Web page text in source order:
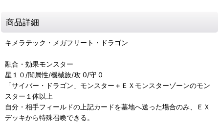
商品詳細
キメラテック・メガフリート・ドラゴン
融合・効果モンスター
星１０/闇属性/機械族/攻 0/守 0
「サイバー・ドラゴン」モンスター＋ＥＸモンスターゾーンのモン
スター１体以上
自分・相手フィールドの上記カードを墓地へ送った場合のみ、ＥＸ
デッキから特殊召喚できる。